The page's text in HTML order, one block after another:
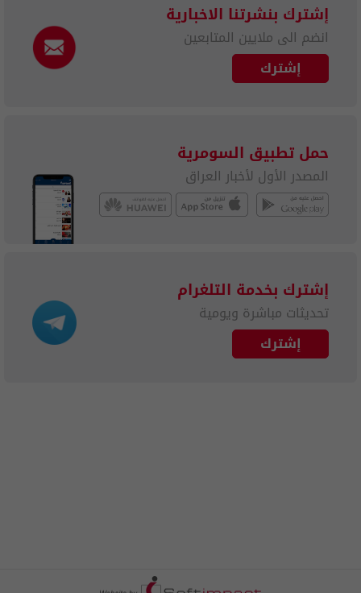
إشترك بنشرتنا الاخبارية
انضم الى ملايين المتابعين
إشترك
حمل تطبيق السومرية
المصدر الأول لأخبار العراق
إشترك بخدمة التلغرام
تحديثات مباشرة ويومية
إشترك